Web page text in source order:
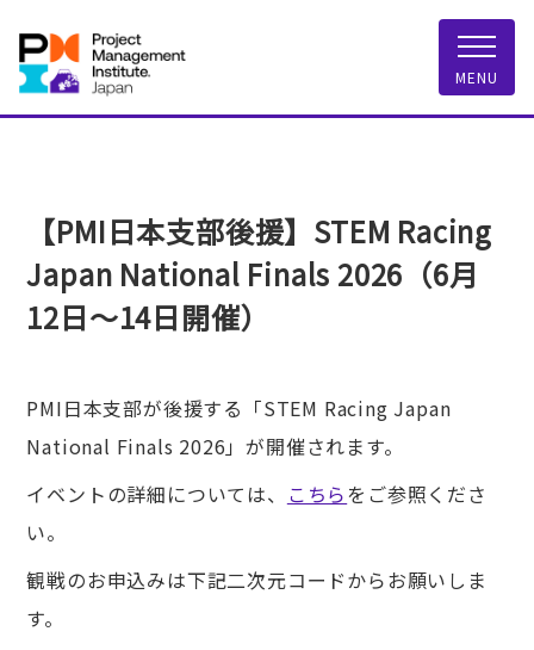
一般社団法人 PMI
MENU
【PMI日本支部後援】STEM Racing
Japan National Finals 2026（6月
12日～14日開催）
PMI日本支部が後援する「STEM Racing Japan
National Finals 2026」が開催されます。
イベントの詳細については、 こちらをご参照くださ
い。
観戦のお申込みは下記二次元コードからお願いしま
す。